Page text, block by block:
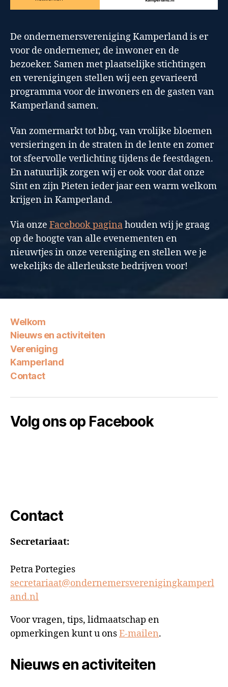
De ondernemersvereniging Kamperland is er
voor de ondernemer, de inwoner en de
bezoeker. Samen met plaatselijke stichtingen
en verenigingen stellen wij een gevarieerd
programma voor de inwoners en de gasten van
Kamperland samen.
Van zomermarkt tot bbq, van vrolijke bloemen
versieringen in de straten in de lente en zomer
tot sfeervolle verlichting tijdens de feestdagen.
En natuurlijk zorgen wij er ook voor dat onze
Sint en zijn Pieten ieder jaar een warm welkom
krijgen in Kamperland.
Via onze Facebook paginahouden wij je graag
op de hoogte van alle evenementen en
nieuwtjes in onze vereniging en stellen we je
wekelijks de allerleukste bedrijven voor!
Welkom
Nieuws en activiteiten
Vereniging
Kamperland
Contact
Volg ons op Facebook
Contact
Secretariaat:
Petra Portegies
secretariaat@ondernemersverenigingkamperl
and.nl
Voor vragen, tips, lidmaatschap en
opmerkingen kunt u onsE-mailen.
Nieuws en activiteiten